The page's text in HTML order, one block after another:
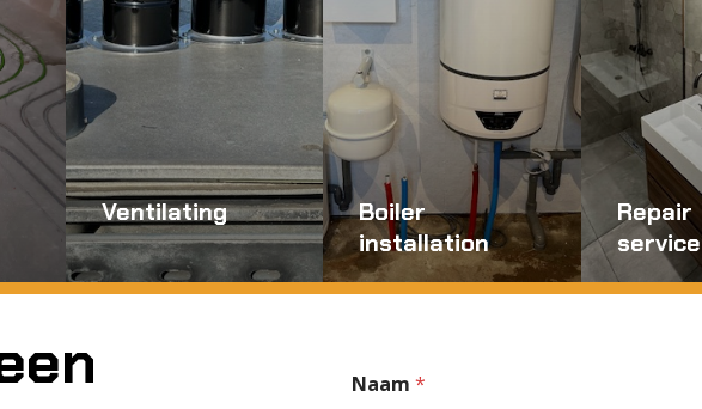
Ventilating
Boiler
installation
Repair
service
Naam*